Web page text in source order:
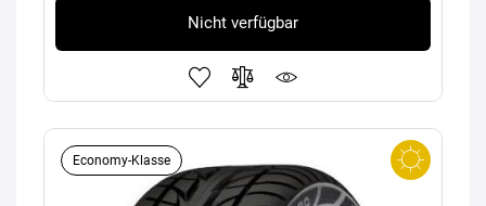
Nicht verfügbar
Economy-Klasse